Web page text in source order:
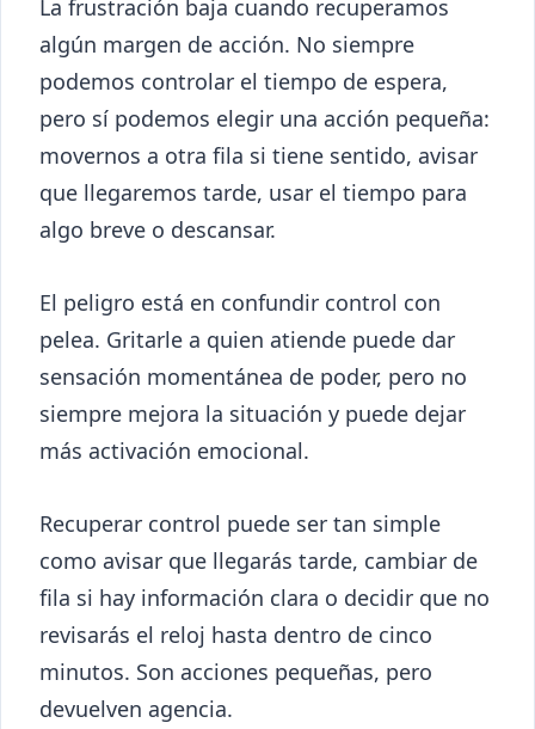
La frustración baja cuando recuperamos
algún margen de acción. No siempre
podemos controlar el tiempo de espera,
pero sí podemos elegir una acción pequeña:
movernos a otra fila si tiene sentido, avisar
que llegaremos tarde, usar el tiempo para
algo breve o descansar.
El peligro está en confundir control con
pelea. Gritarle a quien atiende puede dar
sensación momentánea de poder, pero no
siempre mejora la situación y puede dejar
más activación emocional.
Recuperar control puede ser tan simple
como avisar que llegarás tarde, cambiar de
fila si hay información clara o decidir que no
revisarás el reloj hasta dentro de cinco
minutos. Son acciones pequeñas, pero
devuelven agencia.